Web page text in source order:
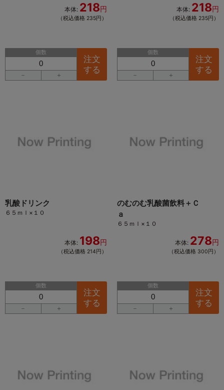
本体: 218円
（税込価格 235円）
個数
－ ＋
注文
する
本体: 218円
（税込価格 235円）
個数
－ ＋
注文
する
乳酸ドリンク
６５ｍｌ×１０
本体: 198円
（税込価格 214円）
個数
－ ＋
注文
する
のむのむ乳酸菌飲料＋Ｃ
ａ
６５ｍｌ×１０
本体: 278円
（税込価格 300円）
個数
－ ＋
注文
する